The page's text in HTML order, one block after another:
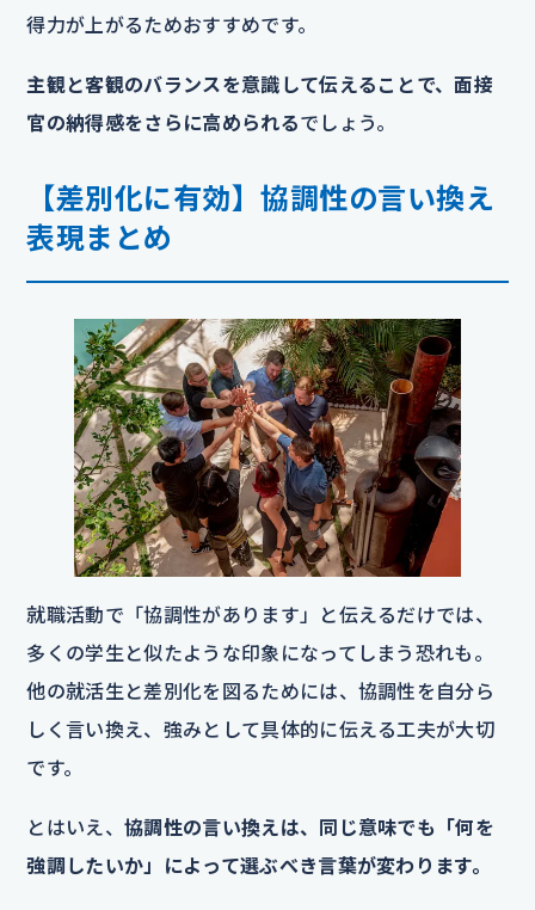
得力が上がるためおすすめです。
主観と客観のバランスを意識して伝えることで、面接
官の納得感をさらに高められるでしょう。
【差別化に有効】協調性の言い換え
表現まとめ
就職活動で「協調性があります」と伝えるだけでは、
多くの学生と似たような印象になってしまう恐れも。
他の就活生と差別化を図るためには、協調性を自分ら
しく言い換え、強みとして具体的に伝える工夫が大切
です。
とはいえ、 協調性の言い換えは、同じ意味でも「何を
強調したいか」によって選ぶべき言葉が変わります。